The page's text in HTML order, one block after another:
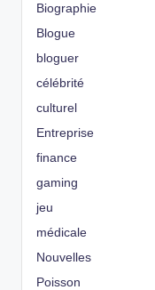
Biographie
Blogue
bloguer
célébrité
culturel
Entreprise
finance
gaming
jeu
médicale
Nouvelles
Poisson